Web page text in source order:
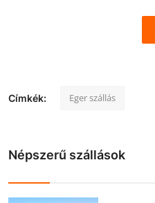
Címkék: Eger szállás
Népszerű szállások